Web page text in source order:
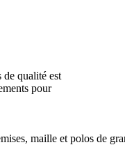
qualité est
pour
maille et polos de